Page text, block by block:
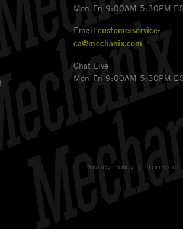
Mon-Fri 9:00AM-5:30PM
Email customerservice-
ca@mechanix.com
Chat Live
Mon-Fri 9:00AM-5:30PM
Privacy Policy | Terms of